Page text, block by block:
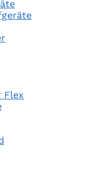
Flex